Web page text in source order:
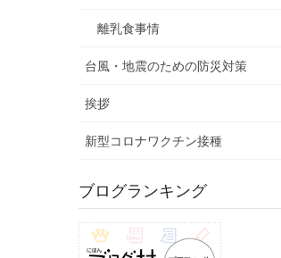
離乳食事情
台風・地震のための防災対策
挨拶
新型コロナワクチン接種
ブログランキング